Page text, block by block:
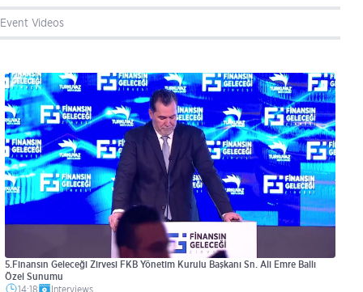
Event Videos
5.Finansın Geleceği Zirvesi FKB Yönetim Kurulu Başkanı Sn. Ali Emre Ballı
Özel Sunumu
14:18
Interviews